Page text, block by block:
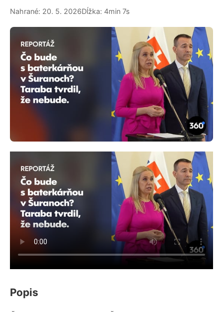
Nahrané: 20. 5. 2026Dĺžka: 4min 7s
Popis